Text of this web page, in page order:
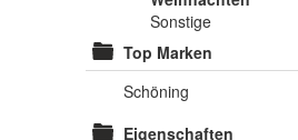
Sonstige
Top Marken
Schöning
Eigenschaften